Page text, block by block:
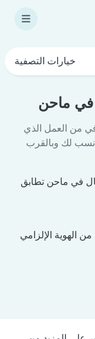
خيارات التصفية
ماحن
من العمل الذي
لك وبالقرب
في ماحن تطابق
الهوية الإلزامي